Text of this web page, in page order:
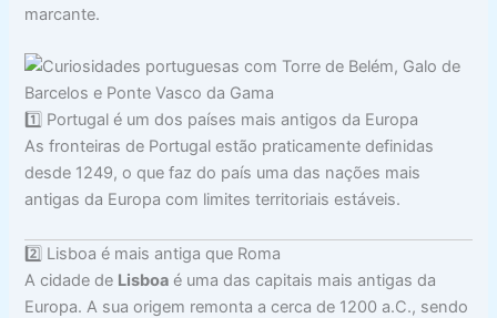
marcante.
1️⃣ Portugal é um dos países mais antigos da Europa
As fronteiras de Portugal estão praticamente definidas
desde 1249, o que faz do país uma das nações mais
antigas da Europa com limites territoriais estáveis.
2️⃣ Lisboa é mais antiga que Roma
A cidade de Lisboa é uma das capitais mais antigas da
Europa. A sua origem remonta a cerca de 1200 a.C., sendo